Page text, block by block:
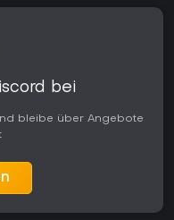
bei
bleibe über Angebote